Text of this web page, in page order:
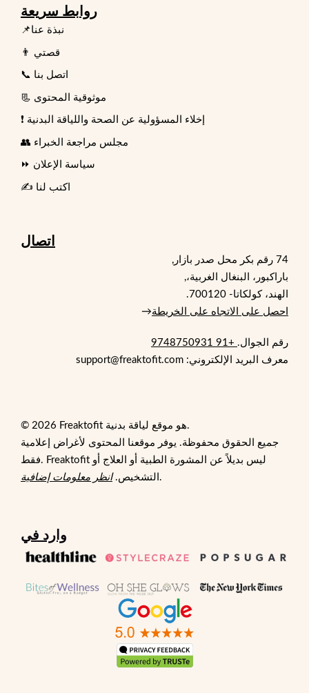
روابط سريعة
📌نبذة عنا
👨 قصتي
📞 اتصل بنا
📃 موثوقية المحتوى
❗ إخلاء المسؤولية عن الصحة واللياقة البدنية
👥 مجلس مراجعة الخبراء
⏩ سياسة الإعلان
✍️ اكتب لنا
اتصال
74 رقم بكر محل صدر بازار,
باراكبور، البنغال الغربية،,
الهند، كولكاتا- 700120.
احصل على الاتجاه على الخريطة→
رقم الجوال. +91 9748750931
معرف البريد الإلكتروني: support@freaktofit.com
© 2026 Freaktofit هو موقع لياقة بدنية.
جميع الحقوق محفوظة. يوفر موقعنا المحتوى لأغراض إعلامية
فقط. Freaktofit ليس بديلاً عن المشورة الطبية أو العلاج أو
التشخيص.انظر معلومات إضافية .
وارد في